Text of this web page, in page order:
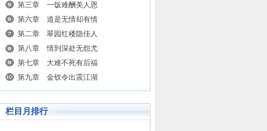
第三章 一饭难酬美人恩
第六章 道是无情却有情
第二章 翠园红楼隐佳人
第八章 情到深处无怨尤
第七章 大难不死有后福
第九章 金钗令出震江湖
栏目月排行